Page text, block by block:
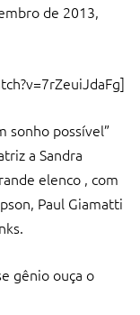
de 2013,
sonho possível”
a Sandra
elenco , com
Paul Giamatti
gênio ouça o